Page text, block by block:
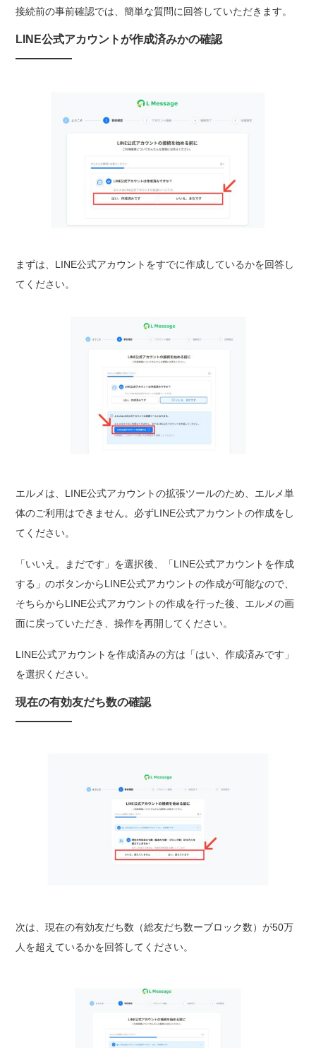
接続前の事前確認では、簡単な質問に回答していただきます。
LINE公式アカウントが作成済みかの確認
まずは、LINE公式アカウントをすでに作成しているかを回答し
てください。
エルメは、LINE公式アカウントの拡張ツールのため、エルメ単
体のご利用はできません。必ずLINE公式アカウントの作成をし
てください。
「いいえ。まだです」を選択後、「LINE公式アカウントを作成
する」のボタンからLINE公式アカウントの作成が可能なので、
そちらからLINE公式アカウントの作成を行った後、エルメの画
面に戻っていただき、操作を再開してください。
LINE公式アカウントを作成済みの方は「はい、作成済みです」
を選択ください。
現在の有効友だち数の確認
次は、現在の有効友だち数（総友だち数ーブロック数）が50万
人を超えているかを回答してください。